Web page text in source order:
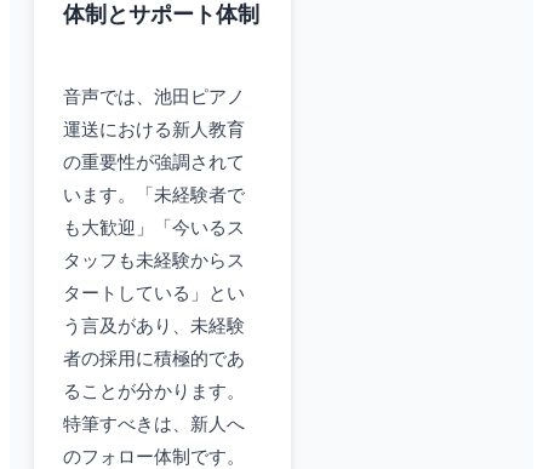
体制とサポート体制
音声では、池田ピアノ
運送における新人教育
の重要性が強調されて
います。「未経験者で
も大歓迎」「今いるス
タッフも未経験からス
タートしている」とい
う言及があり、未経験
者の採用に積極的であ
ることが分かります。
特筆すべきは、新人へ
のフォロー体制です。